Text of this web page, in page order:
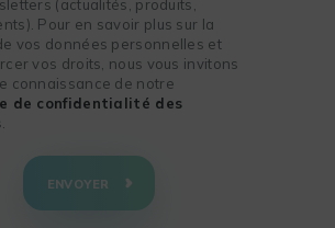
(actualités, produits,
Pour en savoir plus sur la
vos données personnelles et
vos droits, nous vous invitons
connaissance de notre
de confidentialité des
ENVOYER